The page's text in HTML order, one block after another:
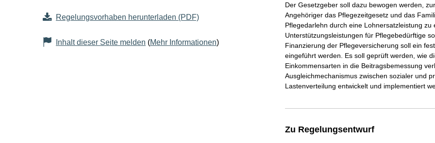
Regelungsvorhaben herunterladen (PDF)
Inhalt dieser Seite melden (Mehr Informationen)
Der Gesetzgeber soll dazu bewogen werden,
Angehöriger das Pflegezeitgesetz und das
Pflegedarlehn durch eine Lohnersatzleistung
Unterstützungsleistungen für Pflegebedürftige
Finanzierung der Pflegeversicherung soll ein
eingeführt werden. Es soll geprüft werden, wie
Einkommensarten in die Beitragsbemessung
Ausgleichmechanismus zwischen sozialer und
Lastenverteilung entwickelt und implementiert
Zu Regelungsentwurf